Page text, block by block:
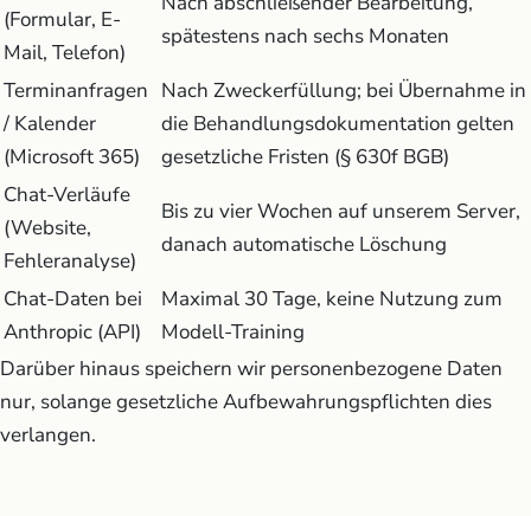
(Formular, E-
Mail, Telefon)
spätestens nach sechs Monaten
Terminanfragen
/ Kalender
(Microsoft 365)
Nach Zweckerfüllung; bei Übernahme in
die Behandlungsdokumentation gelten
gesetzliche Fristen (§ 630f BGB)
Chat-Verläufe
(Website,
Fehleranalyse)
Bis zu vier Wochen auf unserem Server,
danach automatische Löschung
Chat-Daten bei
Anthropic (API)
Maximal 30 Tage, keine Nutzung zum
Modell-Training
Darüber hinaus speichern wir personenbezogene Daten
nur, solange gesetzliche Aufbewahrungspflichten dies
verlangen.